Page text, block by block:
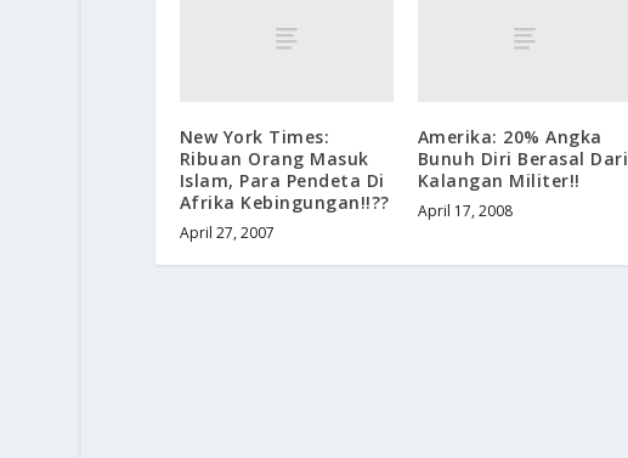
New York Times:
Ribuan Orang Masuk
Islam, Para Pendeta Di
Afrika Kebingungan!!??
April 27, 2007
Amerika: 20% Angka
Bunuh Diri Berasal Dari
Kalangan Militer!!
April 17, 2008